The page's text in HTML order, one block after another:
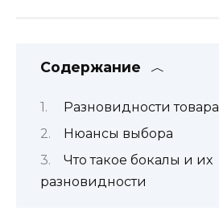
Содержание
Разновидности товара
Нюансы выбора
Что такое бокалы и их
разновидности